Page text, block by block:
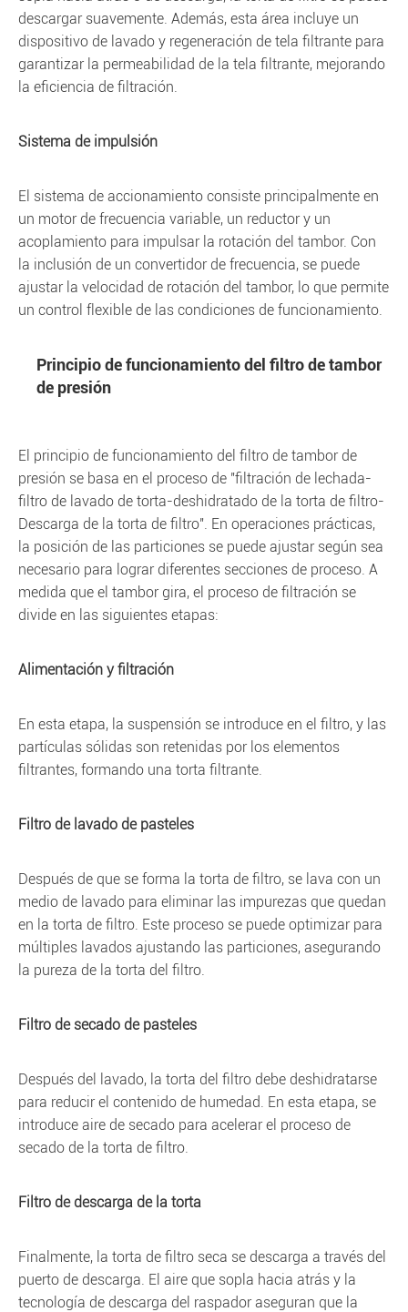
descargar suavemente. Además, esta área incluye un
dispositivo de lavado y regeneración de tela filtrante para
garantizar la permeabilidad de la tela filtrante, mejorando
la eficiencia de filtración.
Sistema de impulsión
El sistema de accionamiento consiste principalmente en
un motor de frecuencia variable, un reductor y un
acoplamiento para impulsar la rotación del tambor. Con
la inclusión de un convertidor de frecuencia, se puede
ajustar la velocidad de rotación del tambor, lo que permite
un control flexible de las condiciones de funcionamiento.
Principio de funcionamiento del filtro de tambor
de presión
El principio de funcionamiento del filtro de tambor de
presión se basa en el proceso de "filtración de lechada-
filtro de lavado de torta-deshidratado de la torta de filtro-
Descarga de la torta de filtro". En operaciones prácticas,
la posición de las particiones se puede ajustar según sea
necesario para lograr diferentes secciones de proceso. A
medida que el tambor gira, el proceso de filtración se
divide en las siguientes etapas:
Alimentación y filtración
En esta etapa, la suspensión se introduce en el filtro, y las
partículas sólidas son retenidas por los elementos
filtrantes, formando una torta filtrante.
Filtro de lavado de pasteles
Después de que se forma la torta de filtro, se lava con un
medio de lavado para eliminar las impurezas que quedan
en la torta de filtro. Este proceso se puede optimizar para
múltiples lavados ajustando las particiones, asegurando
la pureza de la torta del filtro.
Filtro de secado de pasteles
Después del lavado, la torta del filtro debe deshidratarse
para reducir el contenido de humedad. En esta etapa, se
introduce aire de secado para acelerar el proceso de
secado de la torta de filtro.
Filtro de descarga de la torta
Finalmente, la torta de filtro seca se descarga a través del
puerto de descarga. El aire que sopla hacia atrás y la
tecnología de descarga del raspador aseguran que la